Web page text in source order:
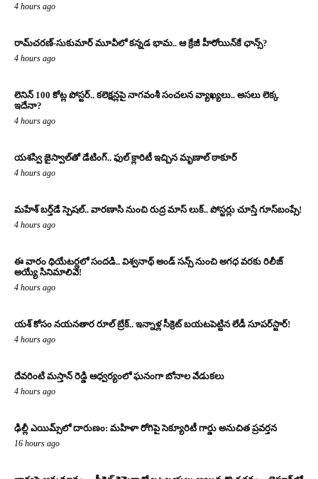
4 hours ago
రామ్‌చరణ్‌-సుకుమార్‌ మూవీలో కన్నడ భామ.. ఆ క్రేజీ హీరోయిన్‌కే ఛాన్స్?
4 hours ago
లెనిన్ 100 కోట్ల పోస్టర్‌.. కలెక్షన్లపై నాగవంశీ సంచలన వ్యాఖ్యలు.. అసలు లెక్క
ఇదేనా?
4 hours ago
యశస్వి జైస్వాల్‌తో డేటింగ్.. ఫుల్ క్లారిటీ ఇచ్చిన మృణాల్ ఠాకూర్‌
4 hours ago
మహేశ్ బర్త్‌డే స్పెషల్.. వారణాసి నుంచి రుద్ర మాస్ లుక్.. పోస్టర్లు చూస్తే గూస్‌బంప్సే!
4 hours ago
ఈ వారం థియేటర్లలో సందడి.. విశ్వనాథ్ అండ్ సన్స్ నుంచి అగధ వరకు రిలీజ్
అయ్యే సినిమాలివే!
4 hours ago
యశ్ కోసం నయనతార రూల్ బ్రేక్.. ఇన్నాళ్ల సీక్రెట్ బయటపెట్టిన లేడీ సూపర్‌స్టార్!
4 hours ago
దేవరింటి మస్తాన్ రెడ్డి ఆధ్వర్యంలో ఘనంగా బోనాల వేడుకలు
4 hours ago
ఢిల్లీ ఎయిమ్స్‌లో దారుణం: మహిళా రోగిపై సెక్యూరిటీ గార్డు అనుచిత ప్రవర్తన
16 hours ago